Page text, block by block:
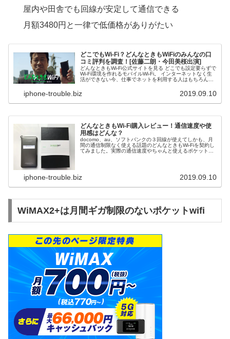
屋内や田舎でも回線が安定して通信できる
月額3480円と一律で低価格がありがたい
どこでもWi-Fi？どんなときもWiFiのみんなの口
コミ評判を調査！[佐藤二朗・今田美桜出演]
どんなときもWi-Fi公式サイトを見る どこでも設定要らずで
Wi-Fi環境を作れるモバイルWi-Fi。 インターネットなく生
活ができない今、仕事でネットを利用する人はもちろん誰
iphone-trouble.biz 2019.09.10
どんなときもWi-Fi購入レビュー！通信速度や使
用感はどんな？
docomo、au、ソフトバンクの３回線が使えてしかも、月
間の通信制限なく使える話題のどんなときもWi-Fiを契約し
てみました。実際の通信速度やちゃんと使えるポケットWi-
iphone-trouble.biz 2019.09.10
WiMAX2+は月間ギガ制限のないポケットwifi